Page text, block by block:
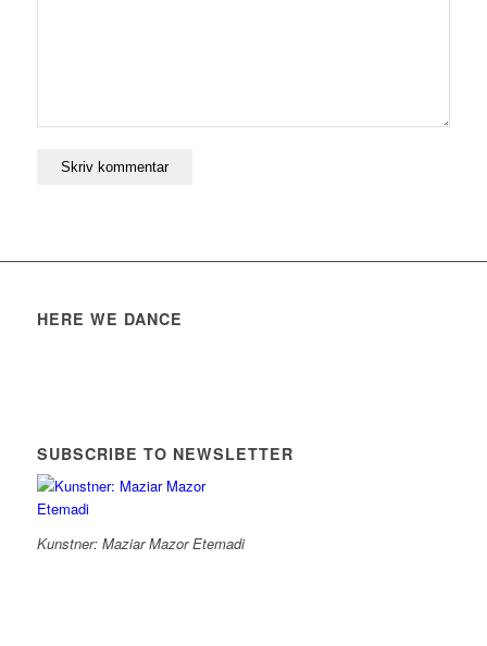
HERE WE DANCE
SUBSCRIBE TO NEWSLETTER
Kunstner: Maziar Mazor Etemadi